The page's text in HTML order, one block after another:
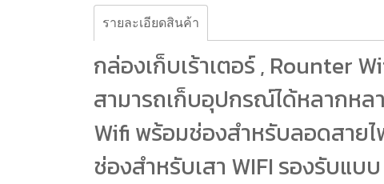
รายละเอียดสินค้า
กล่องเก็บเร้าเตอร์ , Rounter
สามารถเก็บอุปกรณ์ได้หลากหล
Wifi พร้อมช่องสำหรับลอดสายไ
ช่องสำหรับเสา WIFI รองรับแบ